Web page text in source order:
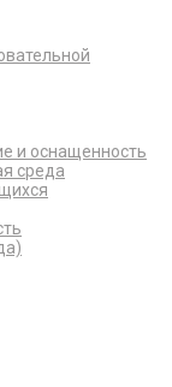
и оснащенность
среда